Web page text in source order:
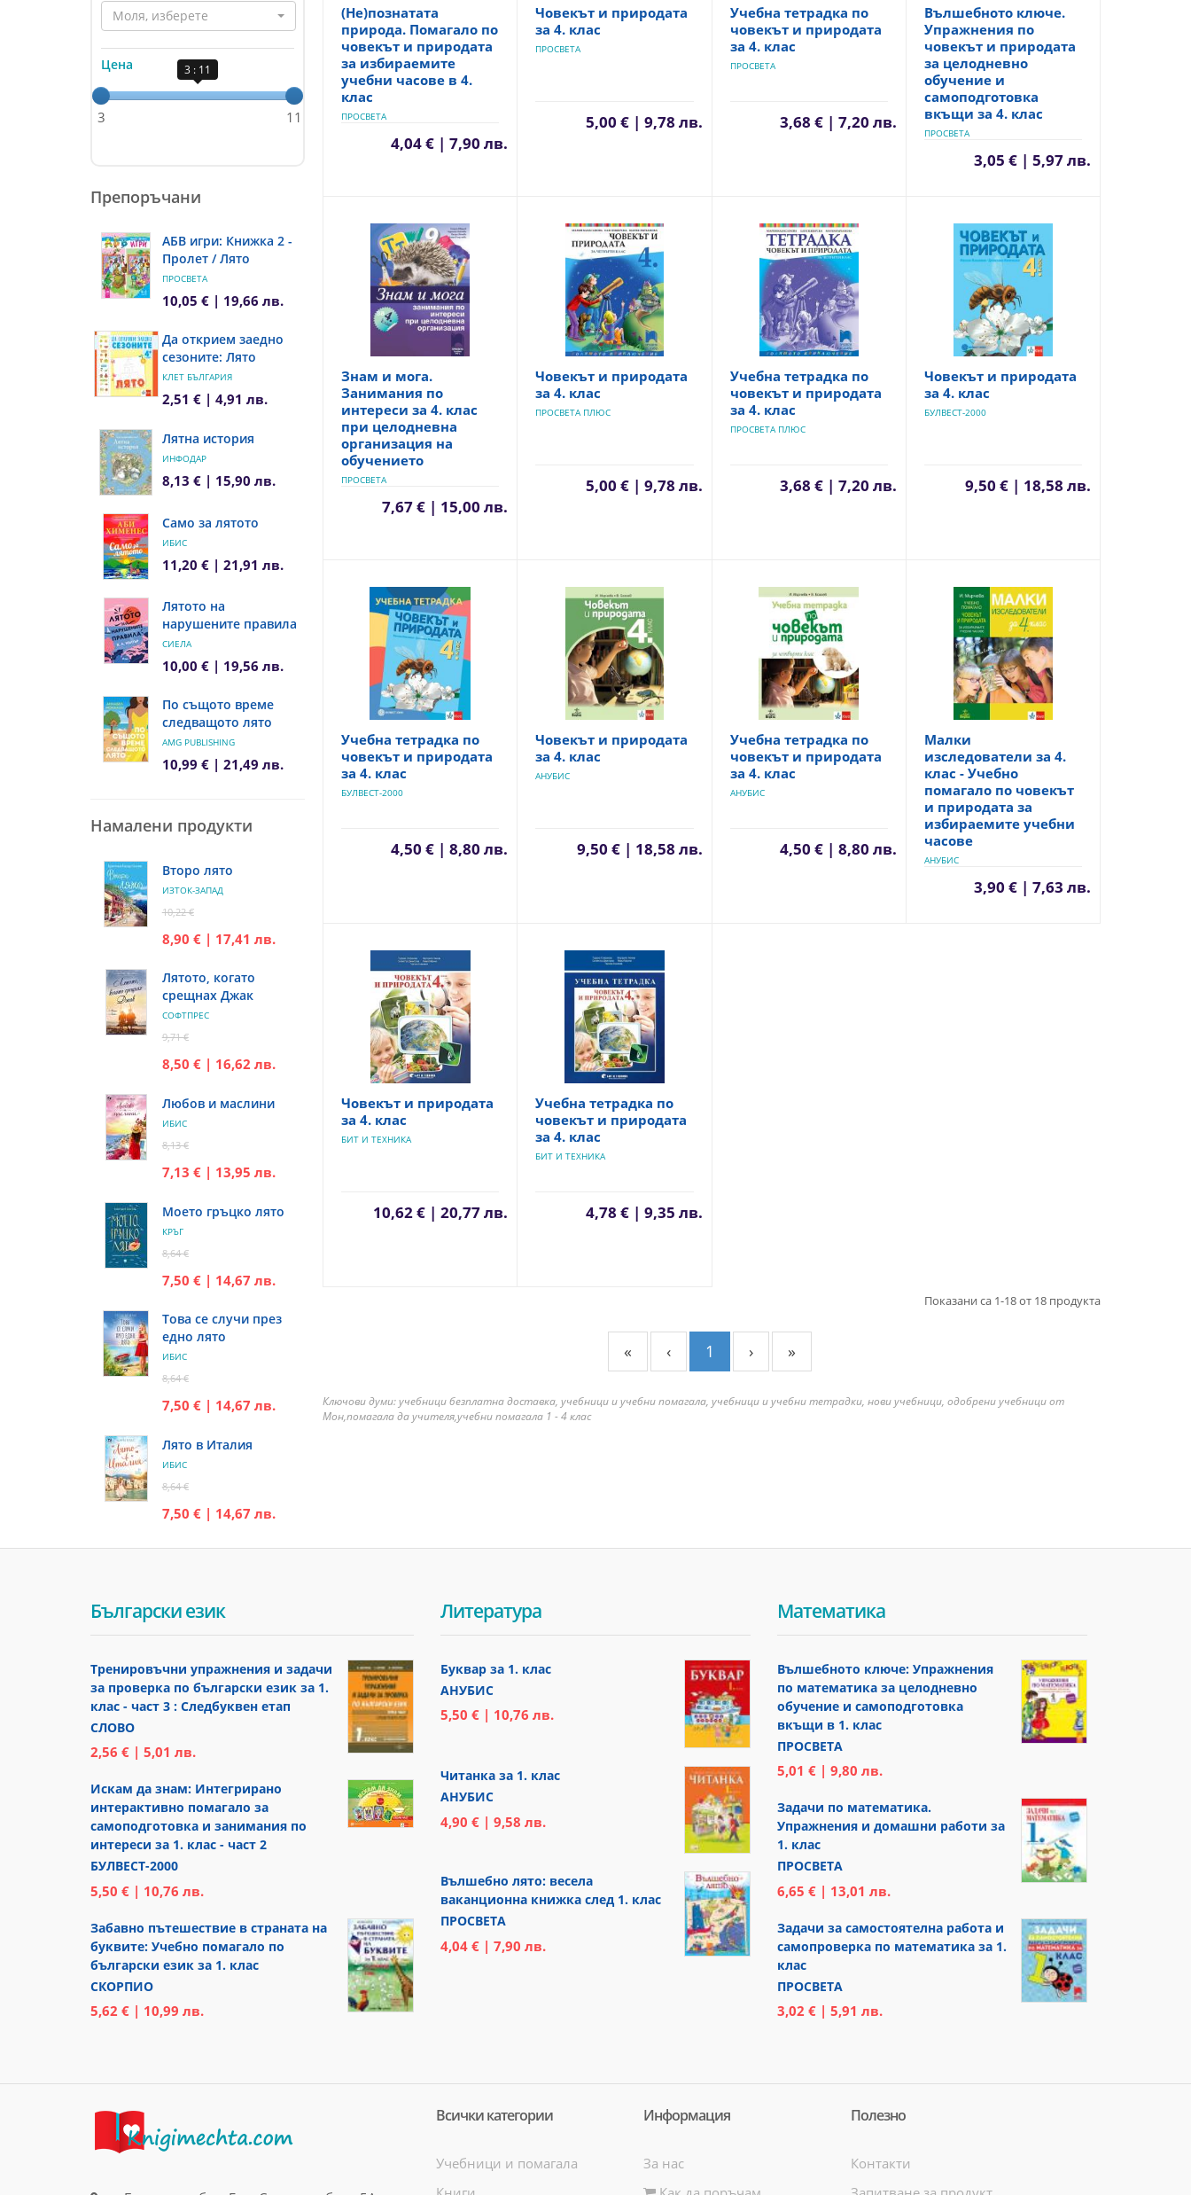
Моля, изберете
Цена 3 : 11
3 11
Препоръчани
АБВ игри: Книжка 2 -
Пролет / Лято
ПРОСВЕТА
10,05 € | 19,66 лв.
Да открием заедно
сезоните: Лято
КЛЕТ БЪЛГАРИЯ
2,51 € | 4,91 лв.
Лятна история
ИНФОДАР
8,13 € | 15,90 лв.
Само за лятото
ИБИС
11,20 € | 21,91 лв.
Лятото на
нарушените правила
СИЕЛА
10,00 € | 19,56 лв.
По същото време
следващото лято
AMG PUBLISHING
10,99 € | 21,49 лв.
Намалени продукти
Второ лято
ИЗТОК-ЗАПАД
10,22 €
8,90 € | 17,41 лв.
Лятото, когато
срещнах Джак
СОФТПРЕС
9,71 €
8,50 € | 16,62 лв.
Любов и маслини
ИБИС
8,13 €
7,13 € | 13,95 лв.
Моето гръцко лято
КРЪГ
8,64 €
7,50 € | 14,67 лв.
Това се случи през
едно лято
ИБИС
8,64 €
7,50 € | 14,67 лв.
Лято в Италия
ИБИС
8,64 €
7,50 € | 14,67 лв.
(Не)познатата
природа. Помагало по
човекът и природата
за избираемите
учебни часове в 4.
клас
ПРОСВЕТА
4,04 € | 7,90 лв.
Човекът и природата
за 4. клас
ПРОСВЕТА
5,00 € | 9,78 лв.
Учебна тетрадка по
човекът и природата
за 4. клас
ПРОСВЕТА
3,68 € | 7,20 лв.
Вълшебното ключе.
Упражнения по
човекът и природата
за целодневно
обучение и
самоподготовка
вкъщи за 4. клас
ПРОСВЕТА
3,05 € | 5,97 лв.
Знам и мога.
Занимания по
интереси за 4. клас
при целодневна
организация на
обучението
ПРОСВЕТА
7,67 € | 15,00 лв.
Човекът и природата
за 4. клас
ПРОСВЕТА ПЛЮС
5,00 € | 9,78 лв.
Учебна тетрадка по
човекът и природата
за 4. клас
ПРОСВЕТА ПЛЮС
3,68 € | 7,20 лв.
Човекът и природата
за 4. клас
БУЛВЕСТ-2000
9,50 € | 18,58 лв.
Учебна тетрадка по
човекът и природата
за 4. клас
БУЛВЕСТ-2000
4,50 € | 8,80 лв.
Човекът и природата
за 4. клас
АНУБИС
9,50 € | 18,58 лв.
Учебна тетрадка по
човекът и природата
за 4. клас
АНУБИС
4,50 € | 8,80 лв.
Малки
изследователи за 4.
клас - Учебно
помагало по човекът
и природата за
избираемите учебни
часове
АНУБИС
3,90 € | 7,63 лв.
Човекът и природата
за 4. клас
БИТ И ТЕХНИКА
10,62 € | 20,77 лв.
Учебна тетрадка по
човекът и природата
за 4. клас
БИТ И ТЕХНИКА
4,78 € | 9,35 лв.
Показани са 1-18 от 18 продукта
« ‹ 1 › »
Ключови думи: учебници безплатна доставка, учебници и учебни помагала, учебници и учебни тетрадки, нови учебници, одобрени учебници от
Мон,помагала да учителя,учебни помагала 1 - 4 клас
Български език
Тренировъчни упражнения и задачи
за проверка по български език за 1.
клас - част 3 : Следбуквен етап
СЛОВО
2,56 € | 5,01 лв.
Искам да знам: Интегрирано
интерактивно помагало за
самоподготовка и занимания по
интереси за 1. клас - част 2
БУЛВЕСТ-2000
5,50 € | 10,76 лв.
Забавно пътешествие в страната на
буквите: Учебно помагало по
български език за 1. клас
СКОРПИО
5,62 € | 10,99 лв.
Литература
Буквар за 1. клас
АНУБИС
5,50 € | 10,76 лв.
Читанка за 1. клас
АНУБИС
4,90 € | 9,58 лв.
Вълшебно лято: весела
ваканционна книжка след 1. клас
ПРОСВЕТА
4,04 € | 7,90 лв.
Математика
Вълшебното ключе: Упражнения
по математика за целодневно
обучение и самоподготовка
вкъщи в 1. клас
ПРОСВЕТА
5,01 € | 9,80 лв.
Задачи по математика.
Упражнения и домашни работи за
1. клас
ПРОСВЕТА
6,65 € | 13,01 лв.
Задачи за самостоятелна работа и
самопроверка по математика за 1.
клас
ПРОСВЕТА
3,02 € | 5,91 лв.
Всички категории
Учебници и помагала
Информация
За нас
Полезно
Контакти